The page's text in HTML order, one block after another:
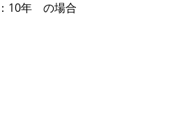
10年 の場合